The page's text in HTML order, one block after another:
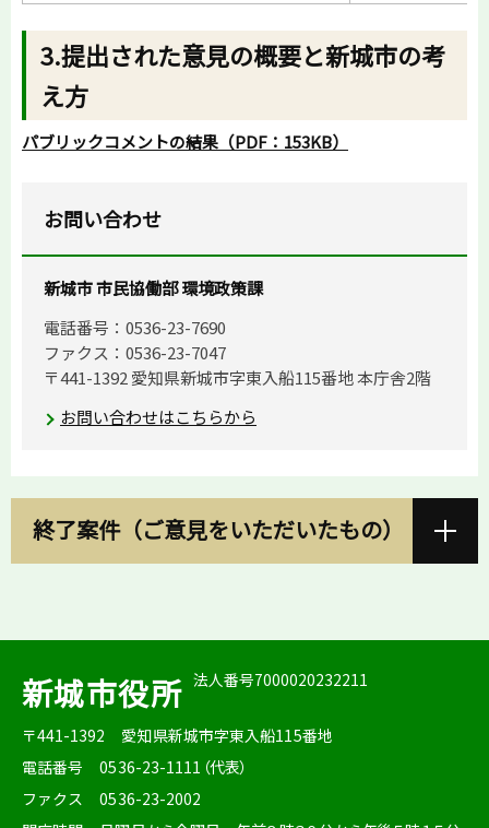
3.提出された意見の概要と新城市の考
え方
パブリックコメントの結果（PDF：153KB）
お問い合わせ
新城市 市民協働部 環境政策課
電話番号：0536-23-7690
ファクス：0536-23-7047
〒441-1392 愛知県新城市字東入船115番地 本庁舎2階
お問い合わせはこちらから
終了案件（ご意見をいただいたもの）
新城市役所 法人番号7000020232211
〒441-1392
愛知県新城市字東入船115番地
電話番号
0536-23-1111（代表）
ファクス
0536-23-2002